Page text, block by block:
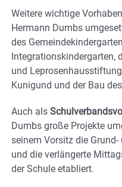
Weitere wichtige
Hermann Dumbs
des
Integrationskindergarten,
und
Kunigund und der Bau
Auch als
Dumbs große Projekte
seinem Vorsitz die
und die verlängerte
der Schule etabliert.